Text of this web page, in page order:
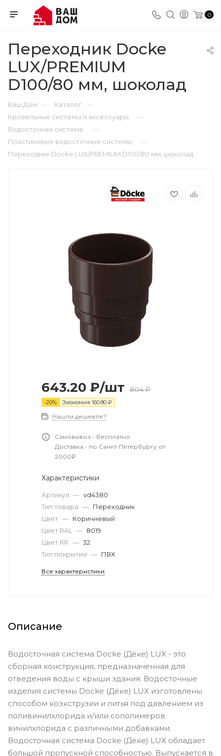
0
Переходник Docke
LUX/PREMIUM
D100/80 мм, шоколад
Ваш Дом — Каталог —
Кровельные системы и аксессуары —
Водосточная система —
Пластиковые водосточные системы —
Переходник Docke LUX/PREMIUM D100/80 мм, шоколад
643.20 ₽/шт 804₽
-20% Экономия 160.80 ₽
Нашли дешевле?
Самовывоз - бесплатно
Доставка - по Санкт-Петербургу от
2000₽
Характеристики
Артикул — vd4380
Тип товара — Переходник
Цвет — Коричневый
Цвет RAL
— 8019
Цвет RR — 32
Тип покрытия — ПВХ
Все характеристики
Описание
Водосточная система Docke (Дёке) LUX - это
сборная конструкция, предназначенная для
отведения воды с крыши здания. Водосточные
изделия системы Docke (Дёке) LUX изготовлены
способом коэкструзии и литья под давлением из
поливинилхлорида и/или сополимеров
винилхлорида с различными добавками.
Водосточная система Docke (Дёке) LUX обладает
большой пропускной способностью. Выпускается в